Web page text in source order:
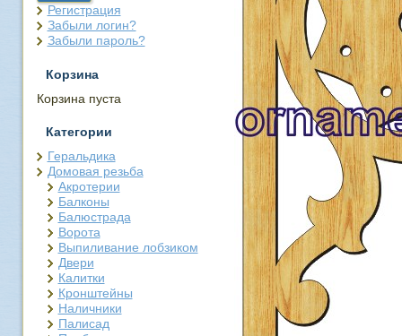
Регистрация
Забыли логин?
Забыли пароль?
Корзина
Корзина пуста
Категории
Геральдика
Домовая резьба
Акротерии
Балконы
Балюстрада
Ворота
Выпиливание лобзиком
Двери
Калитки
Кронштейны
Наличники
Палисад